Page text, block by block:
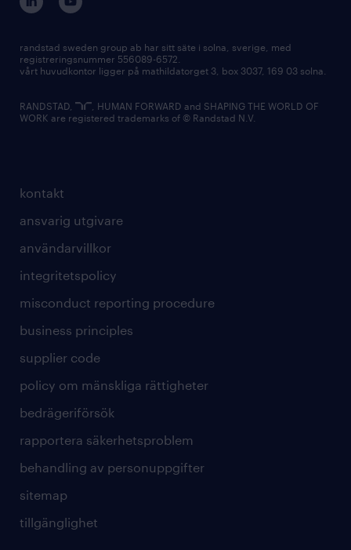
kontakt
ansvarig utgivare
användarvillkor
integritetspolicy
misconduct reporting procedure
business principles
supplier code
policy om mänskliga rättigheter
bedrägeriförsök
rapportera säkerhetsproblem
behandling av personuppgifter
sitemap
tillgänglighet
randstad sweden group ab har sitt säte i solna, sverige, med
registreringsnummer 556089-6572.
vårt huvudkontor ligger på mathildatorget 3, box 3037, 169 03 solna.
RANDSTAD,
, HUMAN FORWARD and SHAPING THE WORLD OF
WORK are registered trademarks of © Randstad N.V.